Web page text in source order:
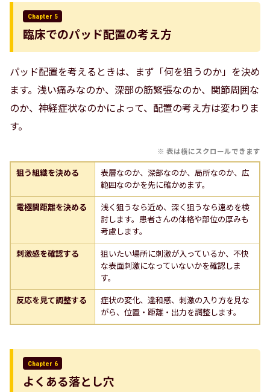
Chapter 5
臨床でのパッド配置の考え方
パッド配置を考えるときは、まず「何を狙うのか」を決め
ます。浅い痛みなのか、深部の筋緊張なのか、関節周囲な
のか、神経症状なのかによって、配置の考え方は変わりま
す。
狙う組織を決める
表層なのか、深部なのか、局所なのか、広
範囲なのかを先に確かめます。
電極間距離を決める
浅く狙うなら近め、深く狙うなら遠めを検
討します。患者さんの体格や部位の厚みも
考慮します。
刺激感を確認する
狙いたい場所に刺激が入っているか、不快
な表面刺激になっていないかを確認しま
す。
反応を見て調整する
症状の変化、違和感、刺激の入り方を見な
がら、位置・距離・出力を調整します。
Chapter 6
よくある落とし穴